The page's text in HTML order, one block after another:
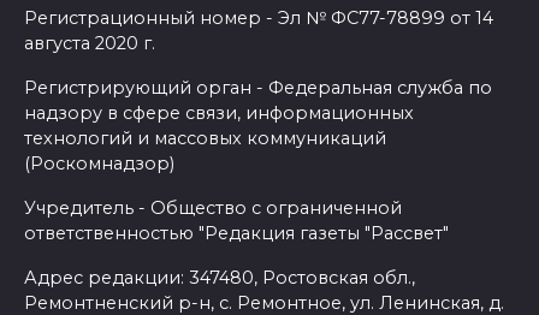
Регистрационный номер - Эл № ФС77-78899 от 14
августа 2020 г.
Регистрирующий орган - Федеральная служба по
надзору в сфере связи, информационных
технологий и массовых коммуникаций
(Роскомнадзор)
Учредитель - Общество с ограниченной
ответственностью "Редакция газеты "Рассвет"
Адрес редакции: 347480, Ростовская обл.,
Ремонтненский р-н, с. Ремонтное, ул. Ленинская, д.